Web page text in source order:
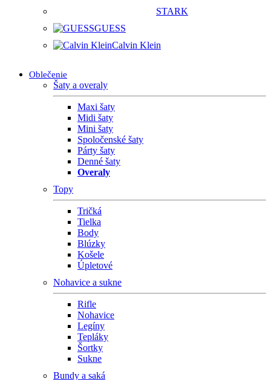
STARK
GUESS
Calvin Klein
Oblečenie
Šaty a overaly
Maxi šaty
Midi šaty
Mini šaty
Spoločenské šaty
Párty šaty
Denné šaty
Overaly
Topy
Tričká
Tielka
Body
Blúzky
Košele
Úpletové
Nohavice a sukne
Rifle
Nohavice
Legíny
Tepláky
Šortky
Sukne
Bundy a saká